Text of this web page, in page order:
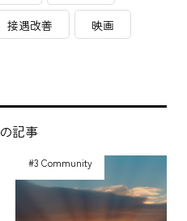
ト 口コミ
接遇改善 映画
#3 Community